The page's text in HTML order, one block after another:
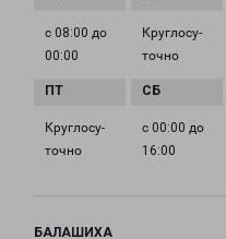
с 08:00 до
00:00
Круглосу­
точно
Круглосу­
точно
с 00:00 до
16:00
БАЛАШИХА